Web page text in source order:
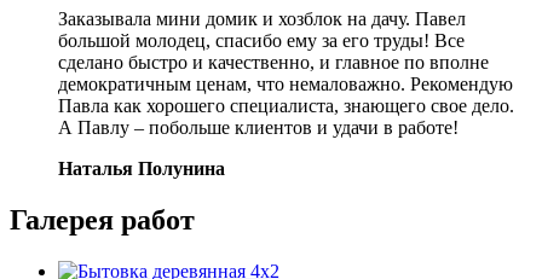
Заказывала мини домик и хозблок на дачу. Павел
большой молодец, спасибо ему за его труды! Все
сделано быстро и качественно, и главное по вполне
демократичным ценам, что немаловажно. Рекомендую
Павла как хорошего специалиста, знающего свое дело.
А Павлу – побольше клиентов и удачи в работе!
Наталья Полунина
Галерея работ